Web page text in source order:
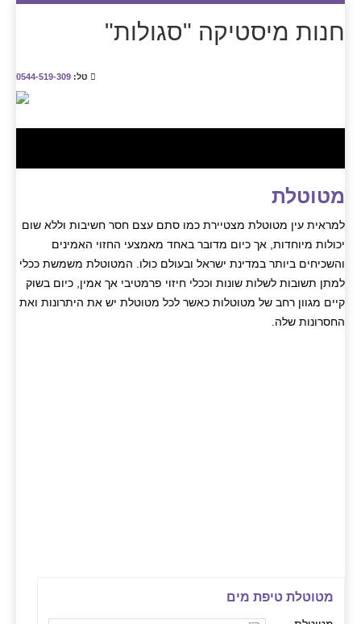
חנות מיסטיקה "סגולות"
טל: 0544-519-309
מטוטלת
למראית עין מטוטלת מצטיירת כמו סתם עצם חסר חשיבות וללא שום
יכולות מיוחדות, אך כיום מדובר באחד מאמצעי החזוי האמינים
והשכיחים ביותר במדינת ישראל ובעולם כולו. המטוטלת משמשת ככלי
למתן תשובות לשלות שונות וככלי חיזוי פרמטיבי אך אמין, כיום בשוק
קיים מגוון רחב של מטוטלות כאשר לכל מטוטלת יש את היתרונות ואת
החסרונות שלה.
מטוטלת טיפת מים